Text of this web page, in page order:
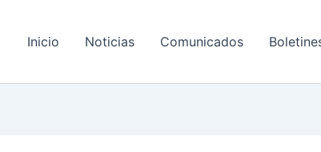
Inicio Noticias Comunicados